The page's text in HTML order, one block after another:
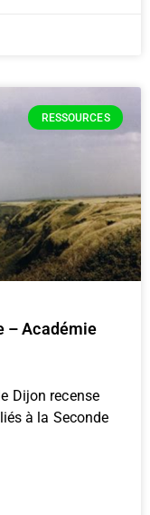
RESSOURCES
– Académie
Dijon recense
à la Seconde